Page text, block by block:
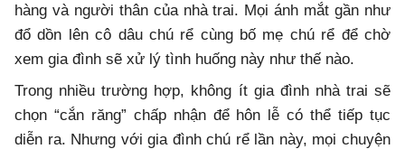
hàng và người thân của nhà trai. Mọi ánh mắt gần như
đổ dồn lên cô dâu chú rể cùng bố mẹ chú rể để chờ
xem gia đình sẽ xử lý tình huống này như thế nào.
Trong nhiều trường hợp, không ít gia đình nhà trai sẽ
chọn “cắn răng” chấp nhận để hôn lễ có thể tiếp tục
diễn ra. Nhưng với gia đình chú rể lần này, mọi chuyện